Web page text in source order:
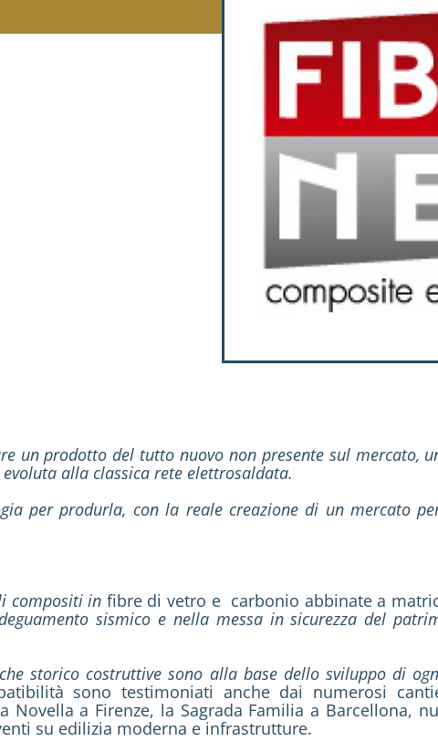
un prodotto del tutto nuovo non presente sul mercato,
alla classica rete elettrosaldata.
per produrla, con la reale creazione di un mercato
compositi in fibre di vetro e carbonio abbinate a
sismico e nella messa in sicurezza del
storico costruttive sono alla base dello sviluppo di
sono testimoniati anche dai numerosi
Novella a Firenze, la Sagrada Familia a Barcellona,
su edilizia moderna e infrastrutture.